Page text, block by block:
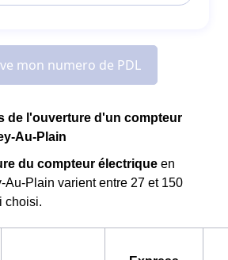
de l'ouverture d'un compteur
Au-Plain
du compteur électrique en
Au-Plain varient entre 27 et 150
choisi.